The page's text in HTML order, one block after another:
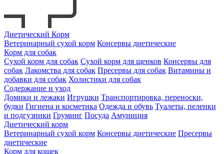
Диетический Корм
Ветеринарный сухой корм Консервы диетические
Корм для собак
Сухой корм для собак Сухой корм для щенков Консервы для
собак Лакомства для собак Пресервы для собак Витамины и
добавки для собак Холистики для собак
Содержание и уход
Домики и лежаки Игрушки Транспортировка, переноски,
будки Гигиена и косметика Одежда и обувь Туалеты, пеленки
и подгузники Груминг Посуда Амуниция
Диетический корм
Ветеринарный сухой корм Консервы диетические Пресервы
диетические
Корм для кошек